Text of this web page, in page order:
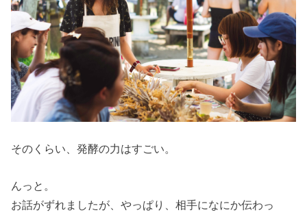
そのくらい、発酵の力はすごい。
んっと。
お話がずれましたが、やっぱり、相手になにか伝わっ